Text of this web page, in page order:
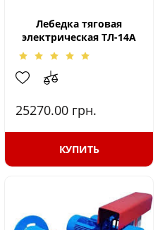
Лебедка тяговая
электрическая ТЛ-14А
25270.00 грн.
КУПИТЬ